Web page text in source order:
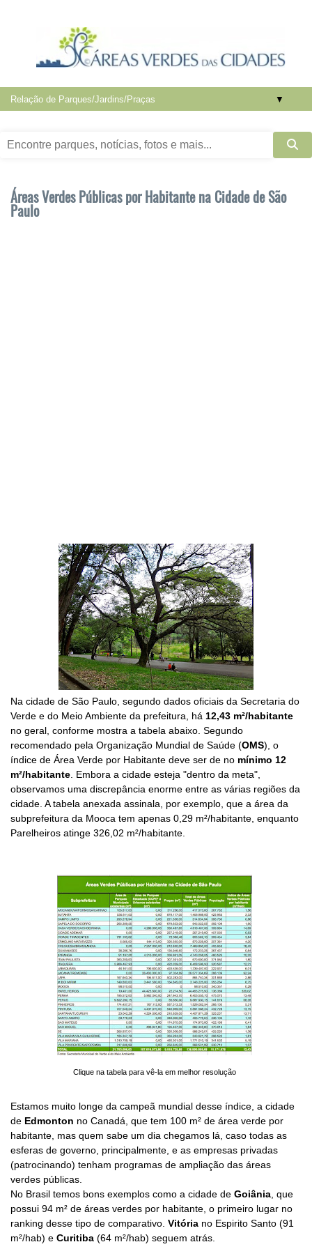
▼
Áreas Verdes Públicas por Habitante na Cidade de São
Paulo
Na cidade de São Paulo, segundo dados oficiais da Secretaria do
Verde e do Meio Ambiente da prefeitura, há 12,43 m²/habitante
no geral, conforme mostra a tabela abaixo. Segundo
recomendado pela Organização Mundial de Saúde (OMS), o
índice de Área Verde por Habitante deve ser de no mínimo 12
m²/habitante . Embora a cidade esteja "dentro da meta",
observamos uma discrepância enorme entre as várias regiões da
cidade. A tabela anexada assinala, por exemplo, que a área da
subprefeitura da Mooca tem apenas 0,29 m²/habitante, enquanto
Parelheiros atinge 326,02 m²/habitante.
Clique na tabela para vê-la em melhor resolução
Estamos muito longe da campeã mundial desse índice, a cidade
de Edmonton no Canadá, que tem 100 m² de área verde por
habitante, mas quem sabe um dia chegamos lá, caso todas as
esferas de governo, principalmente, e as empresas privadas
(patrocinando) tenham programas de ampliação das áreas
verdes públicas.
No Brasil temos bons exemplos como a cidade de Goiânia , que
possui 94 m² de áreas verdes por habitante, o primeiro lugar no
ranking desse tipo de comparativo. Vitória no Espirito Santo (91
m²/hab) e Curitiba (64 m²/hab) seguem atrás.